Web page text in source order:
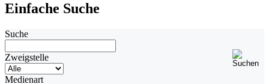
Einfache Suche
Suche
Zweigstelle
Medienart